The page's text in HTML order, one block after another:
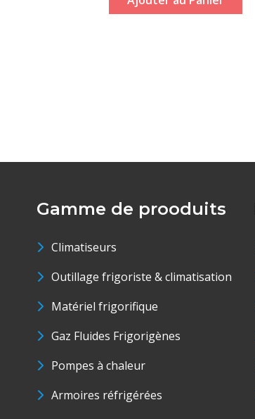
Gamme de prooduits
Climatiseurs
Outillage frigoriste & climatisation
Matériel frigorifique
Gaz Fluides Frigorigènes
Pompes à chaleur
Armoires réfrigérées